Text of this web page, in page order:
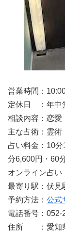
営業時間：
定休日 ：年中
相談内容：恋愛
主な占術：霊術
占い料金：10
分6,600円・60
オンライン占い
最寄り駅：伏見
予約方法： 公式
電話番号：052-
住所 ：愛知県